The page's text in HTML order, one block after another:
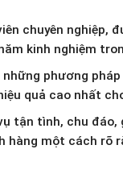
chuyên nghiệp,
kinh nghiệm
những phương
quả cao nhất
tận tình, chu đáo,
hàng một cách rõ